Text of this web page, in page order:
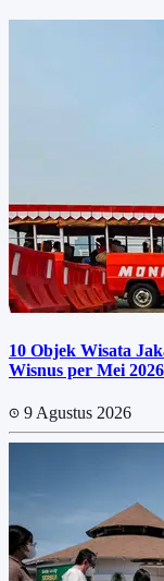
10 Objek Wisata
Wisnus per Mei 2026
9 Agustus 2026